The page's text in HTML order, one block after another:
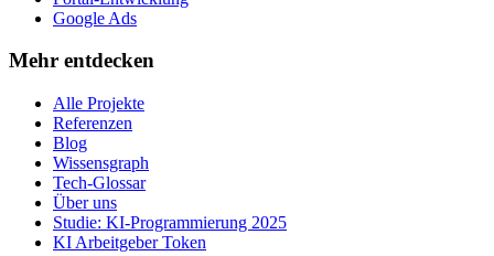
Google Ads
Mehr entdecken
Alle Projekte
Referenzen
Blog
Wissensgraph
Tech-Glossar
Über uns
Studie: KI-Programmierung 2025
KI Arbeitgeber Token